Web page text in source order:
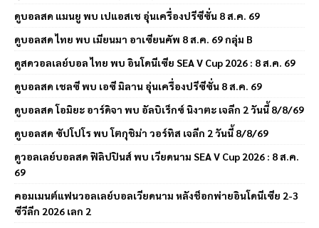
ดูบอลสด แมนยู พบ เปแอสเช อุ่นเครื่องปรีซีซั่น 8 ส.ค. 69
ดูบอลสด ไทย พบ เมียนมา อาเซียนคัพ 8 ส.ค. 69 กลุ่ม B
ดูสดวอลเลย์บอล ไทย พบ อินโดนีเซีย SEA V Cup 2026 : 8 ส.ค. 69
ดูบอลสด เชลซี พบ เอซี มิลาน อุ่นเครื่องปรีซีซั่น 8 ส.ค. 69
ดูบอลสด โอมิยะ อาร์ดิจา พบ อัลบิเร็กซ์ นิงาตะ เจลีก 2 วันนี้ 8/8/69
ดูบอลสด ซัปโปโร พบ โตกุชิม่า วอร์ทิส เจลีก 2 วันนี้ 8/8/69
ดูวอลเลย์บอลสด ฟิลิปปินส์ พบ เวียดนาม SEA V Cup 2026 : 8 ส.ค.
69
คอมเมนต์แฟนวอลเลย์บอลเวียดนาม หลังช็อกพ่ายอินโดนีเซีย 2-3
ซีวีลีก 2026 เลก 2